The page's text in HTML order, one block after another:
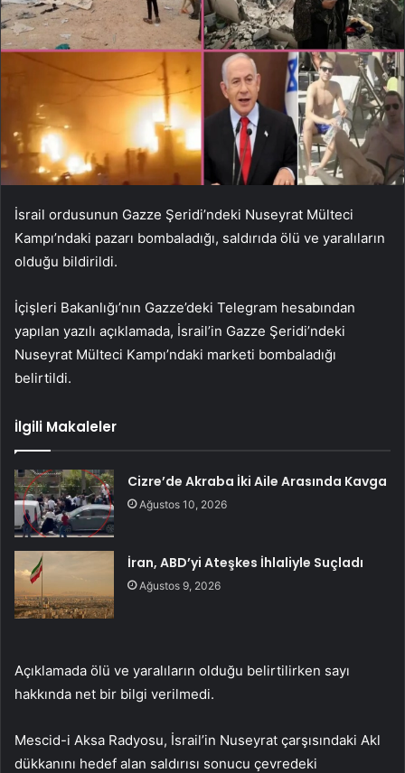
İsrail ordusunun Gazze Şeridi’ndeki Nuseyrat Mülteci
Kampı’ndaki pazarı bombaladığı, saldırıda ölü ve yaralıların
olduğu bildirildi.
İçişleri Bakanlığı’nın Gazze’deki Telegram hesabından
yapılan yazılı açıklamada, İsrail’in Gazze Şeridi’ndeki
Nuseyrat Mülteci Kampı’ndaki marketi bombaladığı
belirtildi.
İlgili Makaleler
Cizre’de Akraba İki Aile Arasında Kavga
Ağustos 10, 2026
İran, ABD’yi Ateşkes İhlaliyle Suçladı
Ağustos 9, 2026
Açıklamada ölü ve yaralıların olduğu belirtilirken sayı
hakkında net bir bilgi verilmedi.
Mescid-i Aksa Radyosu, İsrail’in Nuseyrat çarşısındaki Akl
dükkanını hedef alan saldırısı sonucu çevredeki